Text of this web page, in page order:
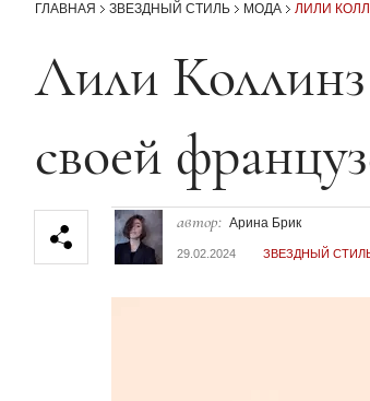
ГЛАВНАЯ ЗВЕЗДНЫЙ СТИЛЬ МОДА ЛИЛИ
Секция статей
Лили
своей
автор: Арина Брик
29.02.2024 ЗВЕЗДНЫЙ